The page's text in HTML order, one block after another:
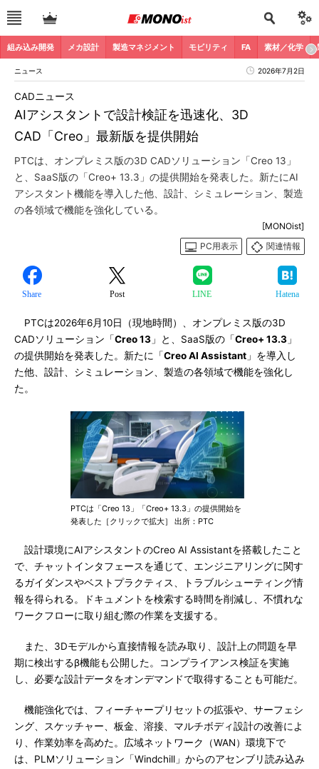
組み込み開発 メカ設計 製造マネジメント モビリティ FA 素材／化学
ニュース 2026年7月2日
AIアシスタントで設計検証を迅速化、3D
CAD「Creo」最新版を提供開始
CADニュース
PTCは、オンプレミス版の3D CADソリューション「Creo 13」
と、SaaS版の「Creo+ 13.3」の提供開始を発表した。新たにAI
アシスタント機能を導入した他、設計、シミュレーション、製造
の各領域で機能を強化している。
[MONOist]
PC用表示
関連情報
Share Post LINE Hatena
PTCは2026年6月10日（現地時間）、オンプレミス版の3D
CADソリューション「Creo 13 」と、SaaS版の「Creo+ 13.3 」
の提供開始を発表した。新たに「Creo AI Assistant 」を導入し
た他、設計、シミュレーション、製造の各領域で機能を強化し
た。
PTCは「Creo 13」「Creo+ 13.3」の提供開始を
発表した［クリックで拡大］ 出所：PTC
設計環境にAIアシスタントのCreo AI Assistantを搭載したこと
で、チャットインタフェースを通じて、エンジニアリングに関す
るガイダンスやベストプラクティス、トラブルシューティング情
報を得られる。ドキュメントを検索する時間を削減し、不慣れな
ワークフローに取り組む際の作業を支援する。
また、3Dモデルから直接情報を読み取り、設計上の問題を早
期に検出するβ機能も公開した。コンプライアンス検証を実施
し、必要な設計データをオンデマンドで取得することも可能だ。
機能強化では、フィーチャープリセットの拡張や、サーフェシ
ング、スケッチャー、板金、溶接、マルチボディ設計の改善によ
り、作業効率を高めた。広域ネットワーク（WAN）環境下で
は、PLMソリューション「Windchill」からのアセンブリ読み込み